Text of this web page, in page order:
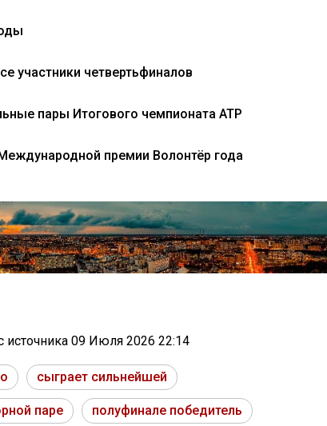
участники четвертьфиналов
пары Итогового чемпионата ATP
премии Волонтёр года
источника 09 Июля 2026 22:14
сыграет сильнейшей
паре полуфинале победитель